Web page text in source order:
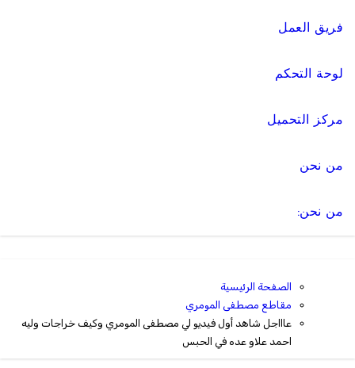
فريق العمل
لوحة التحكم
مركز التحميل
من نحن
من نحن:
الصفحة الرئيسية
مقاطع مصطفى المومري
عاااجل شاهد أول فيديو لي مصطفى المومري وكيف خراجات وليه
احمد علاو عده في الحبس